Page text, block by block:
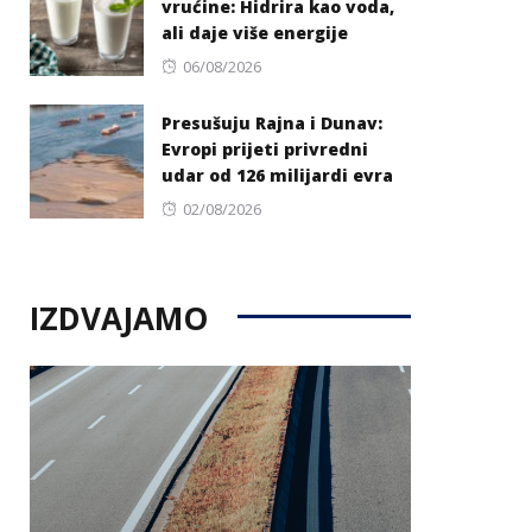
vrućine: Hidrira kao voda,
ali daje više energije
Posted
06/08/2026
Presušuju Rajna i Dunav:
Evropi prijeti privredni
udar od 126 milijardi evra
Posted
02/08/2026
IZDVAJAMO